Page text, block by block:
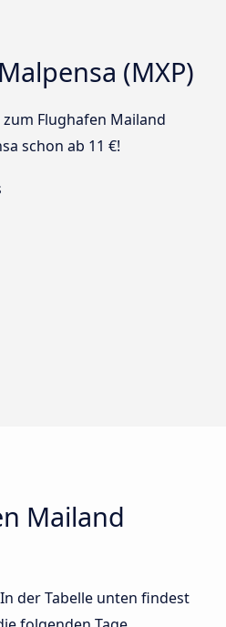
(MXP)
Flughafen Mailand
schon ab 11 €!
Mailand
der Tabelle unten findest